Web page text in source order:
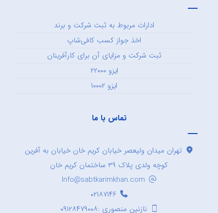
ادارات مربوط به ثبت شرکت و برند
اخذ جواز کسب کافی‌شاپ
ثبت شرکت و مزایای آن برای کارآفرینان
ایزو ۲۲۰۰۰
ایزو ۱۰۰۰۲
تماس با ما
تهران میدان ولیعصر خیابان کریم خان خیابان به آفرین
کوچه ولدی پلاک ۳۹ ساختمان کریم خان
Info@sabtkarimkhan.com
۰۲۱۸۷۱۴۶
نازنین منصوری :۰۹۱۲۸۴۷۹۰۰۸